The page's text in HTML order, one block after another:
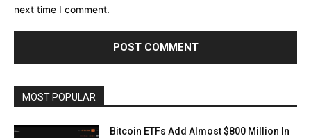
next time I comment.
MOST POPULAR
Bitcoin ETFs Add Almost $800 Million In